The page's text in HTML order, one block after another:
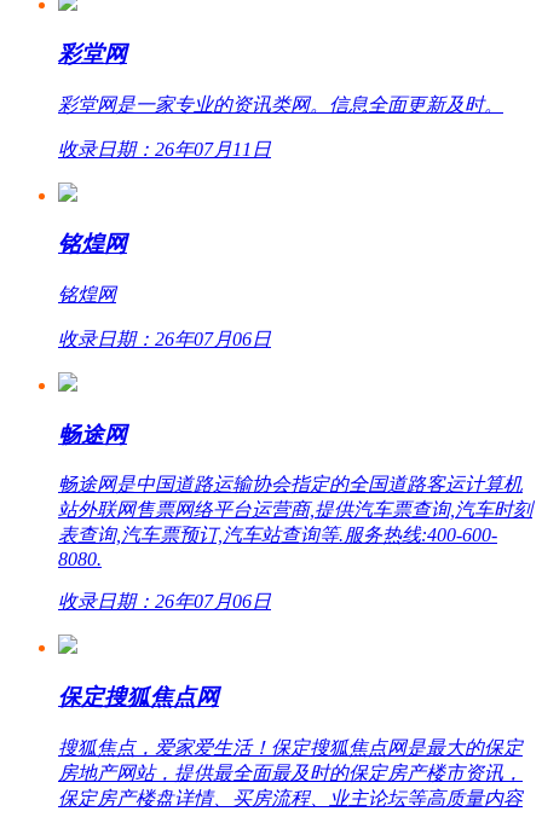
彩堂网
彩堂网是一家专业的资讯类网。信息全面更新及时。
收录日期：26年07月11日
铭煌网
铭煌网
收录日期：26年07月06日
畅途网
畅途网是中国道路运输协会指定的全国道路客运计算机
站外联网售票网络平台运营商,提供汽车票查询,汽车时刻
表查询,汽车票预订,汽车站查询等.服务热线:400-600-
8080.
收录日期：26年07月06日
保定搜狐焦点网
搜狐焦点，爱家爱生活！保定搜狐焦点网是最大的保定
房地产网站，提供最全面最及时的保定房产楼市资讯，
保定房产楼盘详情、买房流程、业主论坛等高质量内容